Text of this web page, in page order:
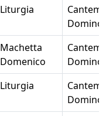
Liturgia
Domino
Machetta
Domenico
Domino
Liturgia
Domino